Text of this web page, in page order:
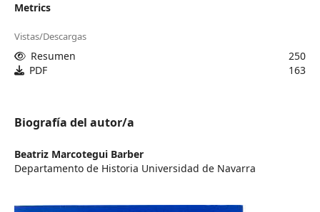
Metrics
Vistas/Descargas
Resumen
250
PDF
163
Biografía del autor/a
Beatriz Marcotegui Barber
Departamento de Historia Universidad de Navarra